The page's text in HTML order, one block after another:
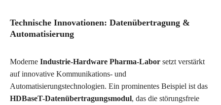
Technische Innovationen: Datenübertragung &
Automatisierung
Moderne Industrie-Hardware Pharma-Labor setzt verstärkt
auf innovative Kommunikations- und
Automatisierungstechnologien. Ein prominentes Beispiel ist das
HDBaseT-Datenübertragungsmodul, das die störungsfreie